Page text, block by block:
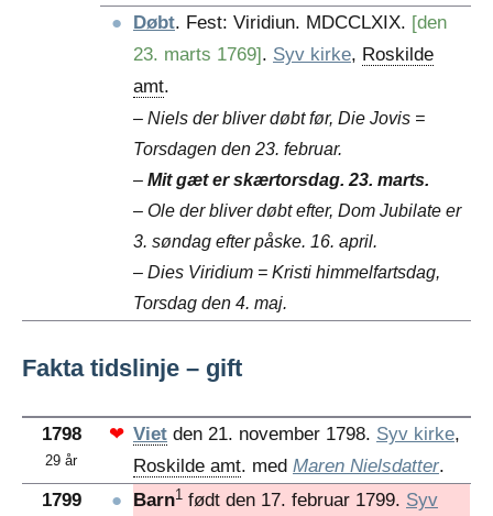
●
Døbt. Fest: Viridiun. MDCCLXIX. [den
23. marts 1769]. Syv kirke, Roskilde
amt.
– Niels der bliver døbt før, Die Jovis =
Torsdagen den 23. februar.
– Mit gæt er skærtorsdag. 23. marts.
– Ole der bliver døbt efter, Dom Jubilate er
3. søndag efter påske. 16. april.
– Dies Viridium = Kristi himmelfartsdag,
Torsdag den 4. maj.
Fakta tidslinje – gift
1798
29 år
❤ Viet den 21. november 1798. Syv kirke,
Roskilde amt. med Maren Nielsdatter.
1799
● Barn1 født den 17. februar 1799. Syv